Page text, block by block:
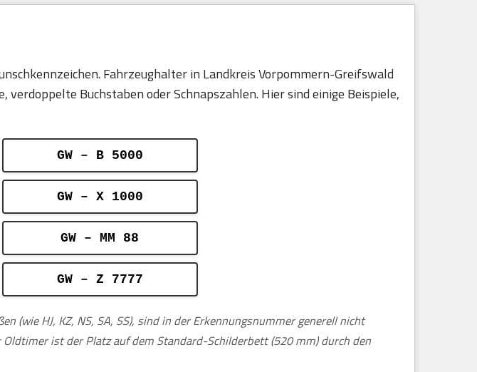
Fahrzeughalter in Landkreis Vorpommern-Greifswald
Buchstaben oder Schnapszahlen. Hier sind einige Beispiele,
GW – B 5000
GW – X 1000
GW – MM 88
GW – Z 7777
(wie HJ, KZ, NS, SA, SS), sind in der Erkennungsnummer generell nicht
ist der Platz auf dem Standard-Schilderbett (520 mm) durch den